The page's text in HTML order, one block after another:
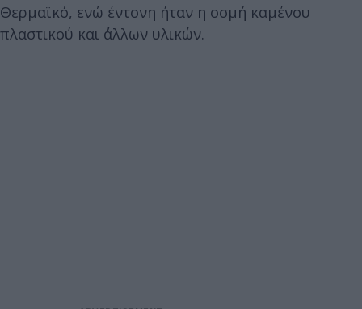
Θερμαϊκό, ενώ έντονη ήταν η οσμή καμένου
πλαστικού και άλλων υλικών.